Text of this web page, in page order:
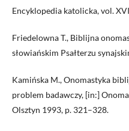
Encyklopedia katolicka, vol.
Friedelowna T., Biblijna
słowiańskim Psałterzu
Kamińska M., Onomastyka
problem badawczy, [in:]
Olsztyn 1993, p. 321–328.